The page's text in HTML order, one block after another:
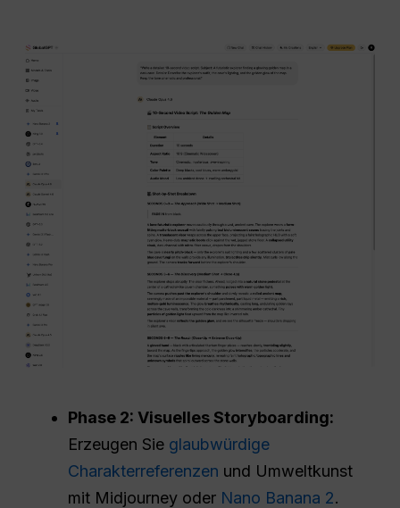
Phase 2: Visuelles Storyboarding:
Erzeugen Sie glaubwürdige
Charakterreferenzen und Umweltkunst
mit Midjourney oder Nano Banana 2.